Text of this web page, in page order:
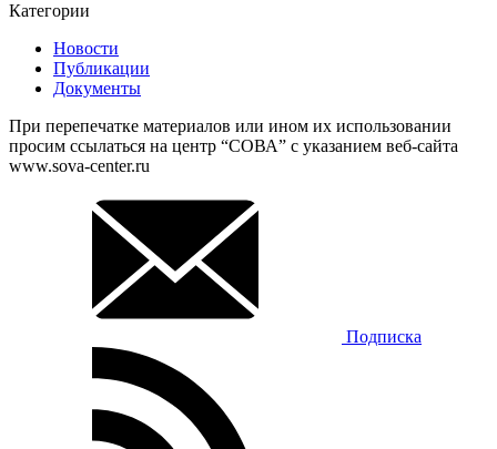
Категории
Новости
Публикации
Документы
При перепечатке материалов или ином их использовании
просим ссылаться на центр “СОВА” с указанием веб-сайта
www.sova-center.ru
Подписка